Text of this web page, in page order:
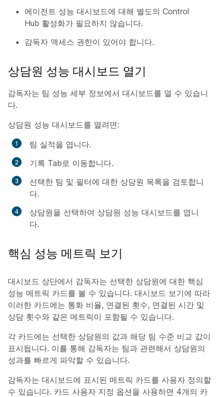
에이전트 성능 대시보드에 대해 별도의 Control
Hub 활성화가 필요하지 않습니다.
감독자 액세스 권한이 있어야 합니다.
상담원 성능 대시보드 열기
감독자는 팀 성능 세부 정보에서 대시보드를 열 수 있습니
다.
상담원 성능 대시보드를 열려면:
팀 실적을 엽니다.
기록 Tab로 이동합니다.
선택한 팀 및 필터에 대한 상담원 목록을 검토합니
다.
상담원을 선택하여 상담원 성능 대시보드를 엽니
다.
핵심 성능 메트릭 보기
대시보드 상단에서 감독자는 선택한 상담원에 대한 핵심
성능 메트릭 카드를 볼 수 있습니다. 대시보드 보기에 따라
이러한 카드에는 통화 비율, 연결된 횟수, 연결된 시간 및
상담 횟수와 같은 메트릭이 포함될 수 있습니다.
각 카드에는 선택한 상담원의 값과 해당 팀 수준 비교 값이
표시됩니다. 이를 통해 감독자는 팀과 관련해서 상담원의
성과를 빠르게 파악할 수 있습니다.
감독자는 대시보드에 표시된 메트릭 카드를 사용자 정의할
수 있습니다. 카드 사용자 지정 옵션을 사용하면 4개의 카